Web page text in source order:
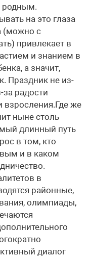
родным.
на это глаза
(можно с
привлекает в
и знанием в
а значит,
Праздник не из-
радости
взросления.Где же
ныне столь
длинный путь
в том, кто
и в каком
в
районные,
олимпиады,
диалог